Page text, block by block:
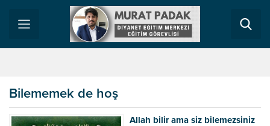
Bilememek de hoş
Allah bilir ama siz bilemezsiniz